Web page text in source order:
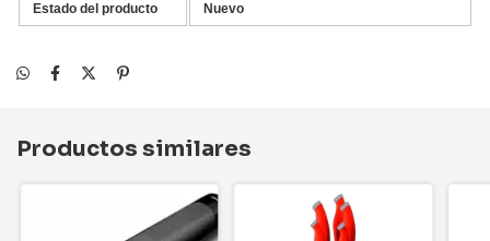
Estado del producto Nuevo
Productos similares